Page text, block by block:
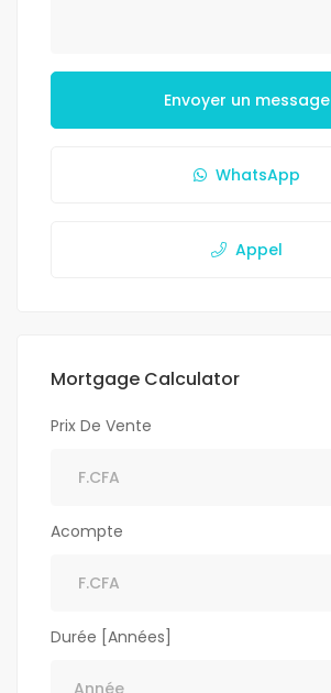
Envoyer un message
WhatsApp
Appel
Mortgage Calculator
Prix De Vente
Acompte
Durée [Années]